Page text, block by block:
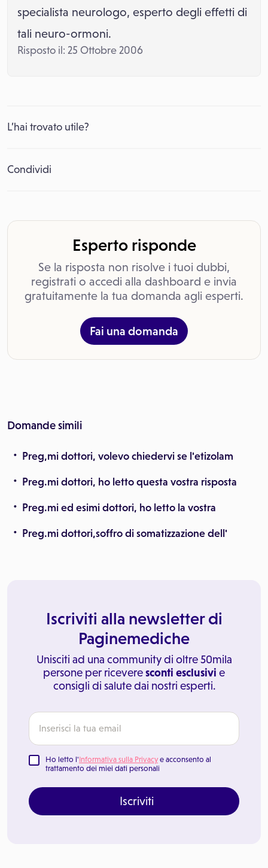
specialista neurologo, esperto degli effetti di
tali neuro-ormoni.
Risposto il: 25 Ottobre 2006
L’hai trovato utile?
Condividi
Esperto risponde
Se la risposta non risolve i tuoi dubbi,
registrati o accedi alla dashboard e invia
gratuitamente la tua domanda agli esperti.
Fai una domanda
Domande simili
Preg,mi dottori, volevo chiedervi se l'etizolam
Preg.mi dottori, ho letto questa vostra risposta
Preg.mi ed esimi dottori, ho letto la vostra
Preg.mi dottori,soffro di somatizzazione dell'
Iscriviti alla newsletter di
Paginemediche
Unisciti ad una community di oltre 50mila
persone per riceveresconti esclusivi e
consigli di salute dai nostri esperti.
Ho letto l'Informativa sulla Privacy e acconsento al
trattamento dei miei dati personali
Iscriviti